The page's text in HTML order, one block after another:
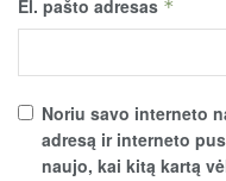
El. pašto adresas *
Noriu savo interneto
adresą ir interneto
naujo, kai kitą kartą